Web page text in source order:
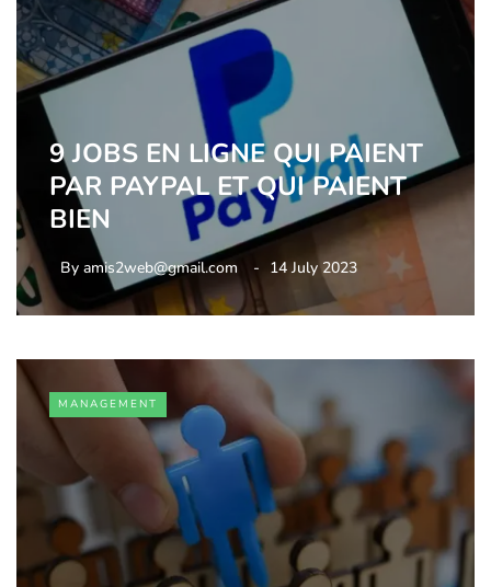
9 JOBS EN LIGNE QUI PAIENT
PAR PAYPAL ET QUI PAIENT
BIEN
By amis2web@gmail.com 14 July 2023
MANAGEMENT